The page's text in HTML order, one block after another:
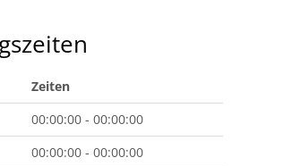
Zeiten
00:00:00 - 00:00:00
00:00:00 - 00:00:00